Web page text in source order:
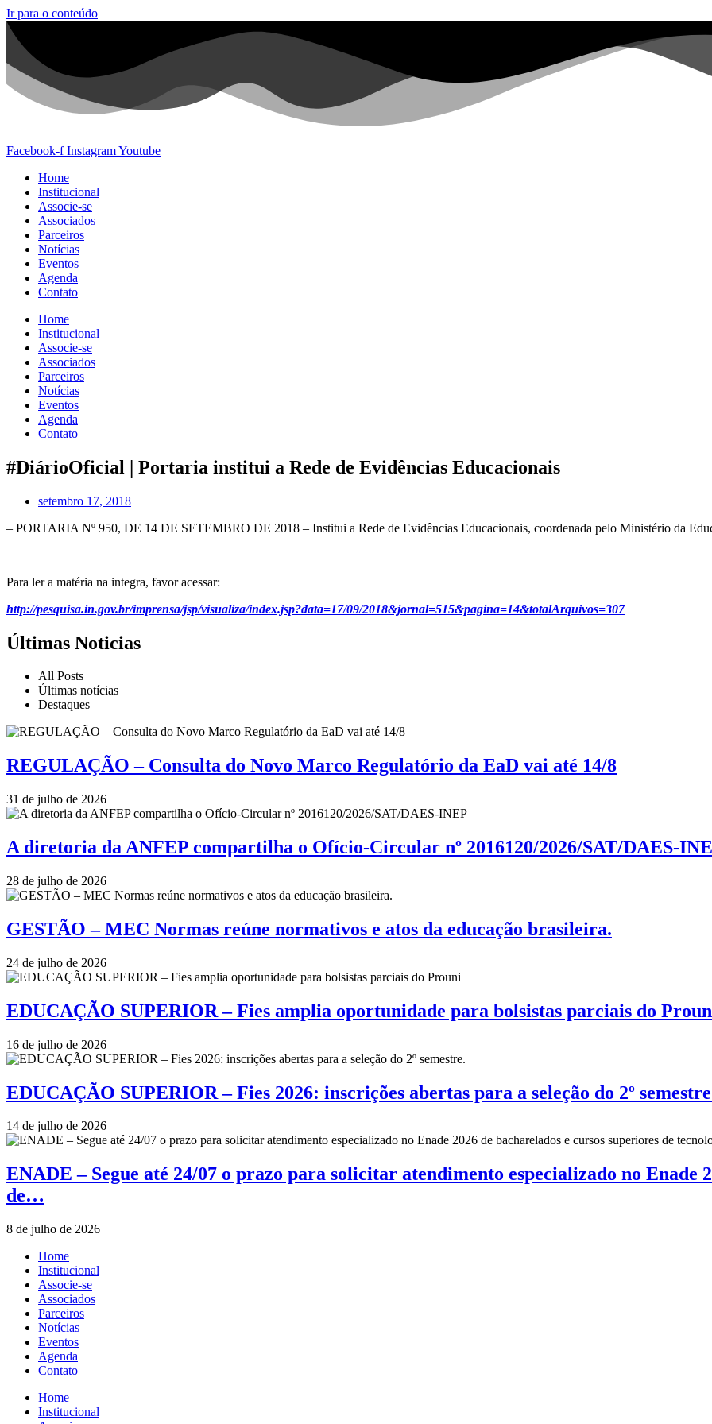
Ir para o conteúdo
Facebook-f InstagramYoutube
Home
Institucional
Associe-se
Associados
Parceiros
Notícias
Eventos
Agenda
Contato
Home
Institucional
Associe-se
Associados
Parceiros
Notícias
Eventos
Agenda
Contato
#DiárioOficial | Portaria institui a Rede de Evidências Educacionais
setembro 17, 2018
– PORTARIA Nº 950, DE 14 DE SETEMBRO DE 2018 – Institui a Rede de Evidências Educacionais, coordenada pelo Ministério da
Para ler a matéria na integra, favor acessar:
http://pesquisa.in.gov.br/imprensa/jsp/visualiza/index.jsp?data=17/09/2018&jornal=515&pagina=14&totalArquivos=307
Últimas Noticias
All Posts
Últimas notícias
Destaques
REGULAÇÃO – Consulta do Novo Marco Regulatório da EaD vai até 14/8
31 de julho de 2026
A diretoria da ANFEP compartilha o Ofício-Circular nº 2016120/2026/SAT/DAES-
28 de julho de 2026
GESTÃO – MEC Normas reúne normativos e atos da educação brasileira.
24 de julho de 2026
EDUCAÇÃO SUPERIOR – Fies amplia oportunidade para bolsistas parciais do
16 de julho de 2026
EDUCAÇÃO SUPERIOR – Fies 2026: inscrições abertas para a seleção do 2º
14 de julho de 2026
ENADE – Segue até 24/07 o prazo para solicitar atendimento especializado no Enade
de…
8 de julho de 2026
Home
Institucional
Associe-se
Associados
Parceiros
Notícias
Eventos
Agenda
Contato
Home
Institucional